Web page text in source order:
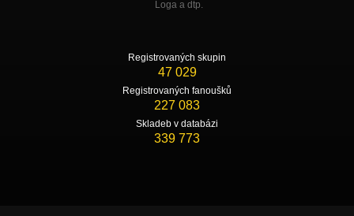
Loga a dtp.
Registrovaných skupin
47 029
Registrovaných fanoušků
227 083
Skladeb v databázi
339 773